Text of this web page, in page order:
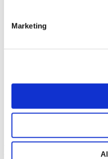
Marketing
De Altendorf F2 is een
die elke dag strak willen
direct en houdt grip op je